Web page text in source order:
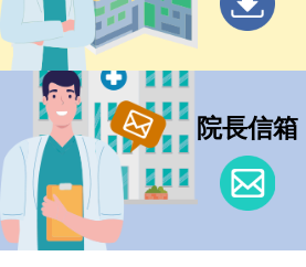
院長信箱